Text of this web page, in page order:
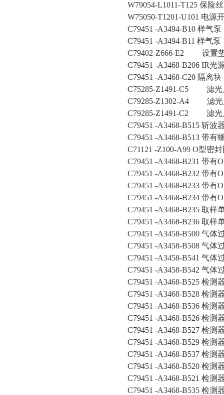
W79054-L1011-T125 保险丝
W75050-T1201-U101 电源
C79451 -A3494-B10 样气泵
C79451 -A3494-B11 样气泵
C79402-Z666-E2 设置
C79451 -A3468-B206 IR光
C79451 -A3468-C20 隔离块
C75285-Z1491-C5 滤光
C79285-Z1302-A4 滤光
C79285-Z1491-C2 滤光
C79451 -A3468-B515 斩波
C79451 -A3468-B513 带有
C71121 -Z100-A99 O型密
C79451 -A3468-B231 带有
C79451 -A3468-B232 带有
C79451 -A3468-B233 带有
C79451 -A3468-B234 带有
C79451 -A3468-B235 取样
C79451 -A3468-B236 取样
C79451 -A3458-B500 气体
C79451 -A3458-B508 气体
C79451 -A3458-B541 气体
C79451 -A3458-B542 气体
C79451 -A3468-B525 检测
C79451 -A3468-B528 检测
C79451 -A3468-B536 检测
C79451 -A3468-B526 检测
C79451 -A3468-B527 检测
C79451 -A3468-B529 检测
C79451 -A3468-B537 检测
C79451 -A3468-B520 检测
C79451 -A3468-B521 检测
C79451 -A3468-B535 检测